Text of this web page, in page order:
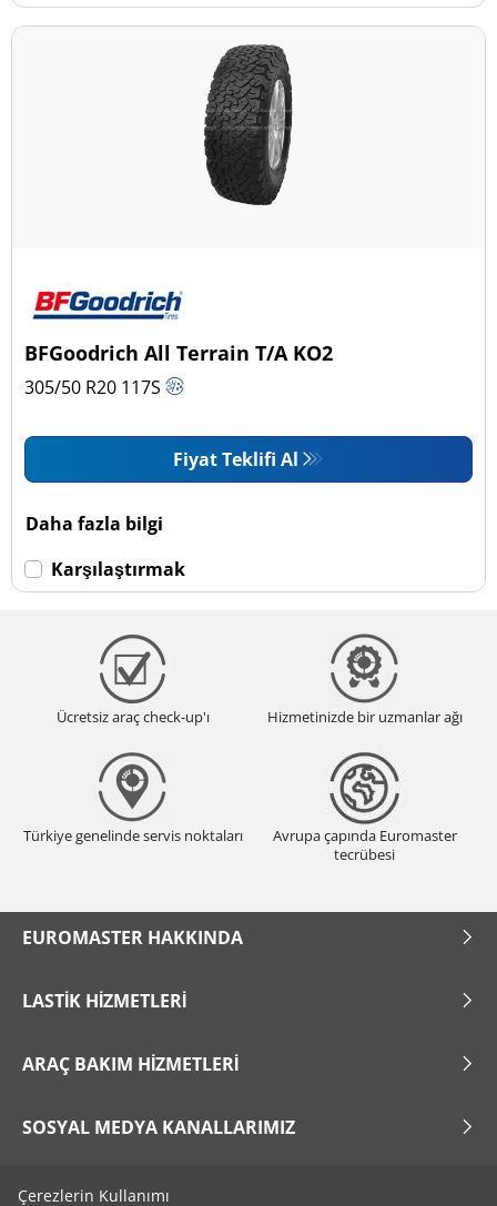
BFGoodrich All Terrain T/A KO2
305/50 R20 117S
Fiyat Teklifi Al
Daha fazla bilgi
Karşılaştırmak
Ücretsiz araç check-up'ı Hizmetinizde bir uzmanlar ağı
Türkiye genelinde servis noktaları
Avrupa çapında Euromaster
tecrübesi
EUROMASTER HAKKINDA
LASTIK HIZMETLERI
ARAÇ BAKIM HIZMETLERI
SOSYAL MEDYA KANALLARIMIZ
Çerezlerin Kullanımı